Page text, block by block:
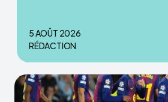
5 AOÛT 2026
RÉDACTION